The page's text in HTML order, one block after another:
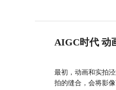
AIGC时代 动
最初，动画和实拍
拍的缝合，会将影像